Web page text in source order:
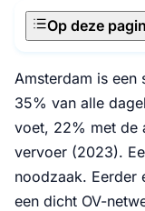
Op deze
Amsterdam is een
35% van alle
voet, 22% met de
vervoer (2023).
noodzaak. Eerder
een dicht OV-